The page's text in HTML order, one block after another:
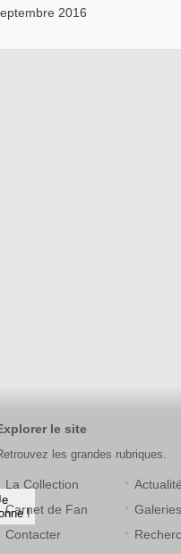
2016
le site
les grandes rubriques.
La Collection
Carnet de Fan
Galeries
Contacter